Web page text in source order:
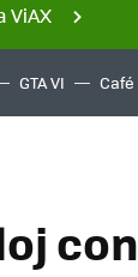
ViAX
GTA VI Café
con